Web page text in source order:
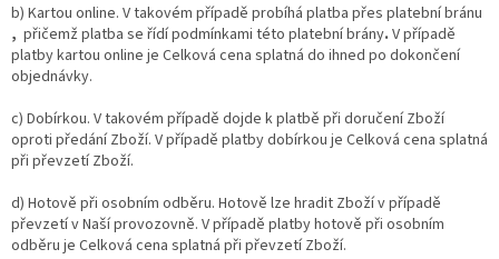
b) Kartou online. V takovém případě probíhá platba přes platební bránu
, přičemž platba se řídí podmínkami této platební brány. V případě
platby kartou online je Celková cena splatná do ihned po dokončení
objednávky.
c) Dobírkou. V takovém případě dojde k platbě při doručení Zboží
oproti předání Zboží. V případě platby dobírkou je Celková cena splatná
při převzetí Zboží.
d) Hotově při osobním odběru. Hotově lze hradit Zboží v případě
převzetí v Naší provozovně. V případě platby hotově při osobním
odběru je Celková cena splatná při převzetí Zboží.